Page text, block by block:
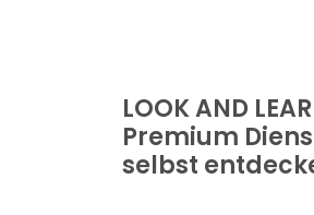
LOOK AND
Premium
selbst